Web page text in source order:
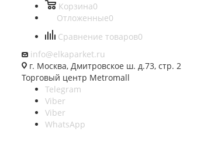
Корзина0
Отложенные0
Сравнение товаров0
info@elkaparket.ru
г. Москва, Дмитровское ш. д.73, стр. 2
Торговый центр Metromall
Telegram
Viber
Viber
WhatsApp